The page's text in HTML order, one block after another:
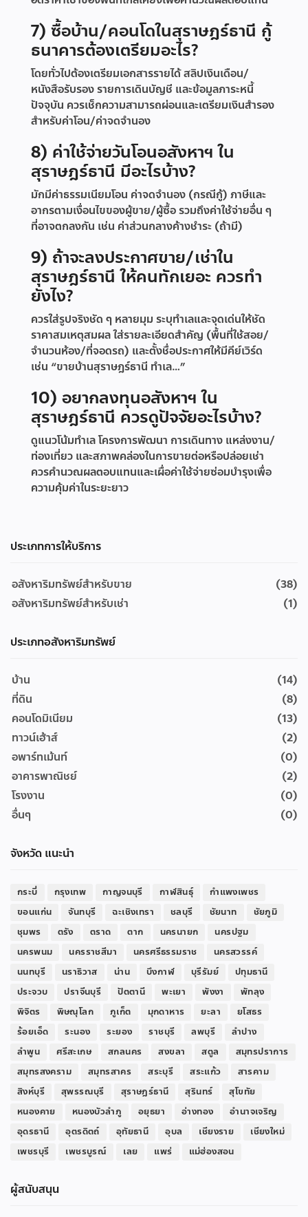
7) ซื้อบ้าน/คอนโดในสุราษฎร์ธานี กู้
ธนาคารต้องเตรียมอะไร?
โดยทั่วไปต้องเตรียมเอกสารรายได้ สลิปเงินเดือน/
หนังสือรับรอง รายการเดินบัญชี และข้อมูลภาระหนี้
ปัจจุบัน ควรเช็กความสามารถผ่อนและเตรียมเงินสำรอง
สำหรับค่าโอน/ค่าจดจำนอง
8) ค่าใช้จ่ายวันโอนอสังหาฯ ใน
สุราษฎร์ธานี มีอะไรบ้าง?
มักมีค่าธรรมเนียมโอน ค่าจดจำนอง (กรณีกู้) ภาษีและ
อากรตามเงื่อนไขของผู้ขาย/ผู้ซื้อ รวมถึงค่าใช้จ่ายอื่น ๆ
ที่อาจตกลงกัน เช่น ค่าส่วนกลางค้างชำระ (ถ้ามี)
9) ถ้าจะลงประกาศขาย/เช่าใน
สุราษฎร์ธานี ให้คนทักเยอะ ควรทำ
ยังไง?
ควรใส่รูปจริงชัด ๆ หลายมุม ระบุทำเลและจุดเด่นให้ชัด
ราคาสมเหตุสมผล ใส่รายละเอียดสำคัญ (พื้นที่ใช้สอย/
จำนวนห้อง/ที่จอดรถ) และตั้งชื่อประกาศให้มีคีย์เวิร์ด
เช่น “ขายบ้านสุราษฎร์ธานี ทำเล…”
10) อยากลงทุนอสังหาฯ ใน
สุราษฎร์ธานี ควรดูปัจจัยอะไรบ้าง?
ดูแนวโน้มทำเล โครงการพัฒนา การเดินทาง แหล่งงาน/
ท่องเที่ยว และสภาพคล่องในการขายต่อหรือปล่อยเช่า
ควรคำนวณผลตอบแทนและเผื่อค่าใช้จ่ายซ่อมบำรุงเพื่อ
ความคุ้มค่าในระยะยาว
ประเภทการให้บริการ
อสังหาริมทรัพย์สำหรับขาย
(38)
อสังหาริมทรัพย์สำหรับเช่า
(1)
ประเภทอสังหาริมทรัพย์
บ้าน
(14)
ที่ดิน
(8)
คอนโดมิเนียม
(13)
ทาวน์เฮ้าส์
(2)
อพาร์ทเม้นท์
(0)
อาคารพาณิชย์
(2)
โรงงาน
(0)
อื่นๆ
(0)
จังหวัด แนะนำ
กระบี่ กรุงเทพ กาญจนบุรี กาฬสินธุ์
กำแพงเพชร
ขอนแก่น
จันทบุรี ฉะเชิงเทรา ชลบุรี ชัยนาท
ชัยภูมิ
ชุมพร
ตรัง ตราด ตาก นครนายก
นครปฐม
นครพนม
นครราชสีมา นครศรีธรรมราช
นครสวรรค์
นนทบุรี
นราธิวาส น่าน บึงกาฬ บุรีรัมย์
ปทุมธานี
ประจวบ
ปราจีนบุรี ปัตตานี พะเยา พังงา
พัทลุง
พิจิตร
พิษณุโลก ภูเก็ต มุกดาหาร ยะลา
ยโสธร
ร้อยเอ็ด
ระนอง ระยอง ราชบุรี ลพบุรี
ลำปาง
ลำพูน
ศรีสะเกษ สกลนคร สงขลา สตูล
สมุทรปราการ
สมุทรสงคราม
สมุทรสาคร สระบุรี สระแก้ว
สารคาม
สิงห์บุรี
สุพรรณบุรี สุราษฎร์ธานี สุรินทร์
สุโขทัย
หนองคาย
หนองบัวลำภู อยุธยา อ่างทอง
อำนาจเจริญ
อุดรธานี
อุตรดิตถ์ อุทัยธานี อุบล เชียงราย
เชียงใหม่
เพชรบุรี
เพชรบูรณ์ เลย แพร่ แม่ฮ่องสอน
ผู้สนับสนุน